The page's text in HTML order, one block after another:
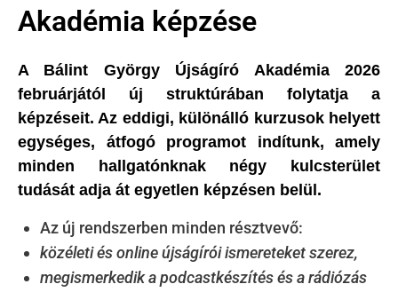
Akadémia képzése
A Bálint György Újságíró Akadémia 2026
februárjától új struktúrában folytatja a
képzéseit. Az eddigi, különálló kurzusok helyett
egységes, átfogó programot indítunk, amely
minden hallgatónknak négy kulcsterület
tudását adja át egyetlen képzésen belül.
Az új rendszerben minden résztvevő:
közéleti és online újságírói ismereteket szerez,
megismerkedik a podcastkészítés és a rádiózás